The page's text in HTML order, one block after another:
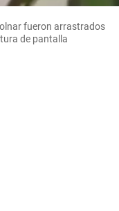
fueron arrastrados
de pantalla